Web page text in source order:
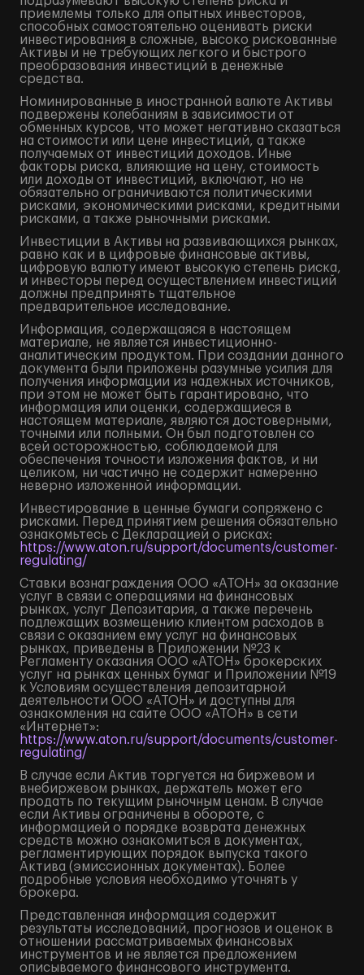
приемлемы только для опытных инвесторов,
способных самостоятельно оценивать риски
инвестирования в сложные, высоко рискованные
Активы и не требующих легкого и быстрого
преобразования инвестиций в денежные
средства.
Номинированные в иностранной валюте Активы
подвержены колебаниям в зависимости от
обменных курсов, что может негативно сказаться
на стоимости или цене инвестиций, а также
получаемых от инвестиций доходов. Иные
факторы риска, влияющие на цену, стоимость
или доходы от инвестиций, включают, но не
обязательно ограничиваются политическими
рисками, экономическими рисками, кредитными
рисками, а также рыночными рисками.
Инвестиции в Активы на развивающихся рынках,
равно как и в цифровые финансовые активы,
цифровую валюту имеют высокую степень риска,
и инвесторы перед осуществлением инвестиций
должны предпринять тщательное
предварительное исследование.
Информация, содержащаяся в настоящем
материале, не является инвестиционно-
аналитическим продуктом. При создании данного
документа были приложены разумные усилия для
получения информации из надежных источников,
при этом не может быть гарантировано, что
информация или оценки, содержащиеся в
настоящем материале, являются достоверными,
точными или полными. Он был подготовлен со
всей осторожностью, соблюдаемой для
обеспечения точности изложения фактов, и ни
целиком, ни частично не содержит намеренно
неверно изложенной информации.
Инвестирование в ценные бумаги сопряжено с
рисками. Перед принятием решения обязательно
ознакомьтесь с Декларацией о рисках:
https://www.aton.ru/support/documents/customer-
regulating/
Ставки вознаграждения ООО «АТОН» за оказание
услуг в связи с операциями на финансовых
рынках, услуг Депозитария, а также перечень
подлежащих возмещению клиентом расходов в
связи с оказанием ему услуг на финансовых
рынках, приведены в Приложении №23 к
Регламенту оказания ООО «АТОН» брокерских
услуг на рынках ценных бумаг и Приложении №19
к Условиям осуществления депозитарной
деятельности ООО «АТОН» и доступны для
ознакомления на сайте ООО «АТОН» в сети
«Интернет»:
https://www.aton.ru/support/documents/customer-
regulating/
В случае если Актив торгуется на биржевом и
внебиржевом рынках, держатель может его
продать по текущим рыночным ценам. В случае
если Активы ограничены в обороте, с
информацией о порядке возврата денежных
средств можно ознакомиться в документах,
регламентирующих порядок выпуска такого
Актива (эмиссионных документах). Более
подробные условия необходимо уточнять у
брокера.
Представленная информация содержит
результаты исследований, прогнозов и оценок в
отношении рассматриваемых финансовых
инструментов и не является предложением
описываемого финансового инструмента.